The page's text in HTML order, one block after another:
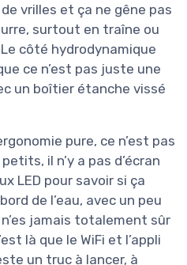
vrilles et ça ne gêne pas
surtout en traîne ou
côté hydrodynamique
ce n’est pas juste une
un boîtier étanche vissé
pure, ce n’est pas
il n’y a pas d’écran
LED pour savoir si ça
de l’eau, avec un peu
jamais totalement sûr
là que le WiFi et l’appli
un truc à lancer, à